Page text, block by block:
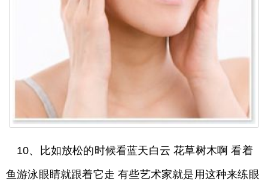
10、比如放松的时候看蓝天白云 花草树木啊 看着
鱼游泳眼睛就跟着它走 有些艺术家就是用这种来练眼